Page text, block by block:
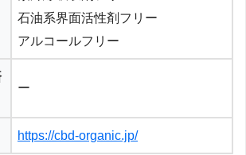
石油系界面活性剤フリー
アルコールフリー
ー
https://cbd-organic.jp/